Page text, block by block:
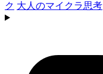
ク 大人のマイクラ思考